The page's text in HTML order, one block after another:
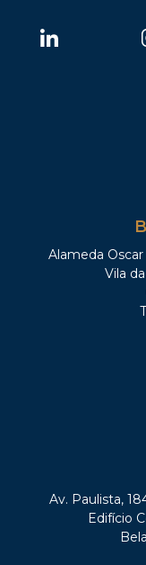
Alameda Oscar
Vila
Av. Paulista,
Edifício